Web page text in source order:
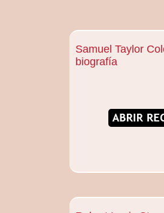
Samuel Taylor
biografía